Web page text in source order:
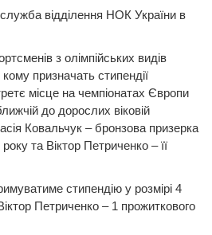
відділення НОК України в
з олімпійських видів
кому призначать стипендії
місце на чемпіонатах Європи
до дорослих віковій
Ковальчук – бронзова призерка
та Віктор Петриченко – її
стипендію у розмірі 4
Петриченко – 1 прожиткового